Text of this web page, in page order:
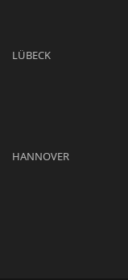
LÜBECK
HANNOVER